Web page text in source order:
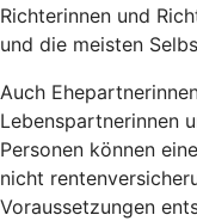
Richterinnen und
und die meisten
Auch
Lebenspartnerinnen
Personen können
nicht
Voraussetzungen